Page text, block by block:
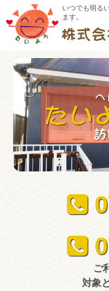
いつでも明る
ます。
ご
対象